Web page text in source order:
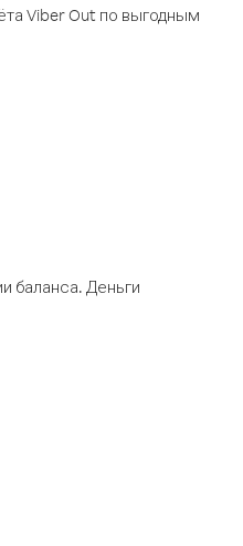
Viber Out по выгодным
баланса. Деньги